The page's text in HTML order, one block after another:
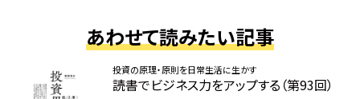
あわせて読みたい記事
投資の原理・原則を日常生活に生かす
読書でビジネス力をアップする（第93回）